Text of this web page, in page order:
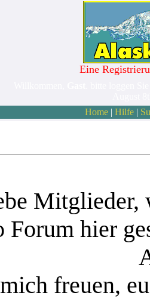
Eine
Home| Hilfe|
Mitglieder,
hier
freuen,